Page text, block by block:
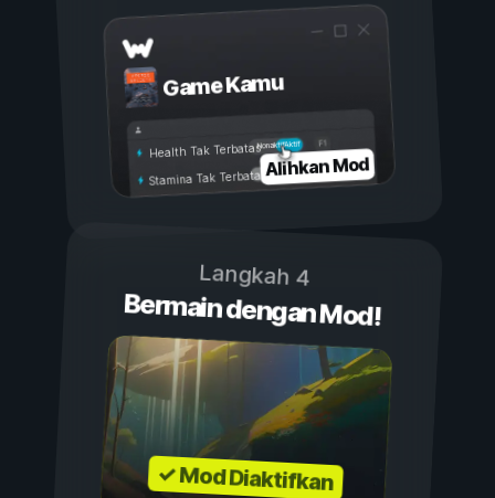
Game Kamu
Aktif
Nonaktif
Health Tak Terbatas
Stamina Tak TerbatasAlihkan Mod
Langkah 4
Bermain dengan Mod!
✓ Mod Diaktifkan